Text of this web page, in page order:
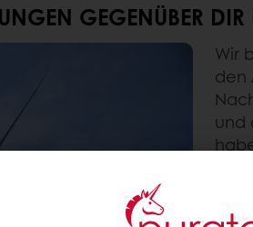
GEGENÜBER
Wir
den
und
für